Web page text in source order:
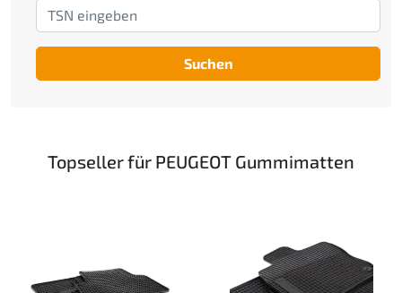
Suchen
Topseller für PEUGEOT Gummimatten